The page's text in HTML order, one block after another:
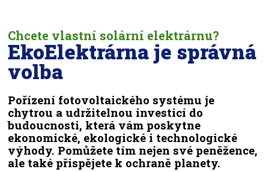
Chcete vlastní solární elektrárnu?
EkoElektrárna je správná
volba
Pořízení fotovoltaického systému je
chytrou a udržitelnou investicí do
budoucnosti, která vám poskytne
ekonomické, ekologické i technologické
výhody. Pomůžete tím nejen své peněžence,
ale také přispějete k ochraně planety.